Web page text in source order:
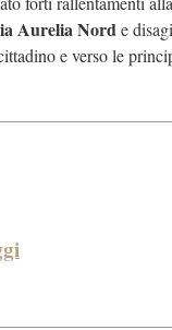
Aurelia Norde
e verso le